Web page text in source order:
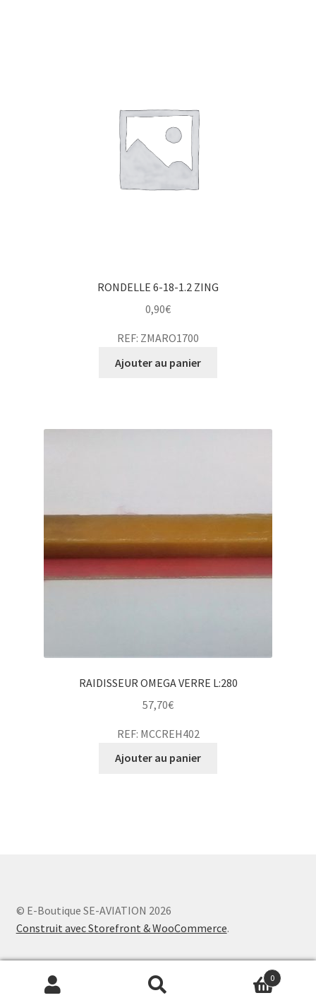
RONDELLE 6-18-1.2 ZING
0,90€
REF: ZMARO1700
Ajouter au panier
RAIDISSEUR OMEGA VERRE L:280
57,70€
REF: MCCREH402
Ajouter au panier
© E-Boutique SE-AVIATION 2026
Construit avec Storefront & WooCommerce.
Recherche
Recherche
0